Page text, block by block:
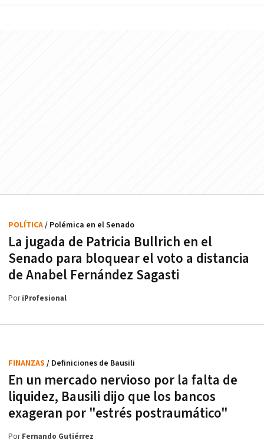
La jugada de Patricia Bullrich en el
Senado para bloquear el voto a distancia
de Anabel Fernández Sagasti
POLÍTICA/ Polémica en el Senado
PoriProfesional
En un mercado nervioso por la falta de
liquidez, Bausili dijo que los bancos
exageran por "estrés postraumático"
FINANZAS / Definiciones de Bausili
PorFernando Gutiérrez